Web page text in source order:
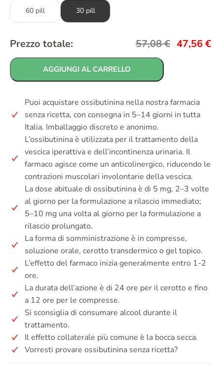
60 pill 30 pill
Prezzo totale: 57,08€ 47,56€
AGGIUNGI AL CARRELLO
Puoi acquistare ossibutinina nella nostra farmacia
senza ricetta, con consegna in 5–14 giorni in tutta
Italia. Imballaggio discreto e anonimo.
L’ossibutinina è utilizzata per il trattamento della
vescica iperattiva e dell’incontinenza urinaria. Il
farmaco agisce come un anticolinergico, riducendo le
contrazioni muscolari involontarie della vescica.
La dose abituale di ossibutinina è di 5 mg, 2–3 volte
al giorno per la formulazione a rilascio immediato;
5–10 mg una volta al giorno per la formulazione a
rilascio prolungato.
La forma di somministrazione è in compresse,
soluzione orale, cerotto transdermico o gel topico.
L’effetto del farmaco inizia generalmente entro 1-2
ore.
La durata dell’azione è di 24 ore per il cerotto e fino
a 12 ore per le compresse.
Si sconsiglia di consumare alcool durante il
trattamento.
Il effetto collaterale più comune è la bocca secca.
Vorresti provare ossibutinina senza ricetta?